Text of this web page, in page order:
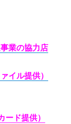
業の協力店
イル提供）
ド提供）